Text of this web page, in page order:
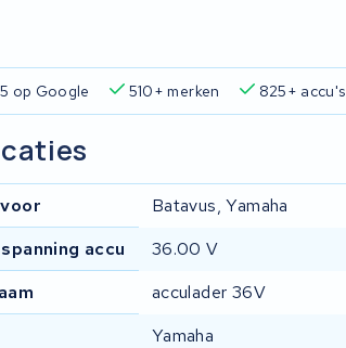
op Google 510+ merken 825+ accu's
Batavus, Yamaha
accu
36.00 V
acculader 36V
Yamaha